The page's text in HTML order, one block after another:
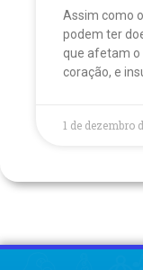
Assim como
podem ter
que afetam
coração, e
1 de dezembro